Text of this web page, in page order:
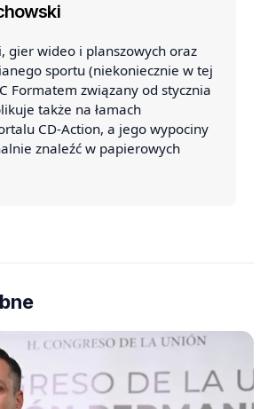
gier wideo i planszowych oraz
sportu (niekoniecznie w tej
Formatem związany od stycznia
także na łamach
CD-Action, a jego wypociny
znaleźć w papierowych